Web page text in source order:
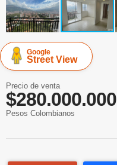
Google
Street View
Precio de venta
$280.000.000
Pesos Colombianos